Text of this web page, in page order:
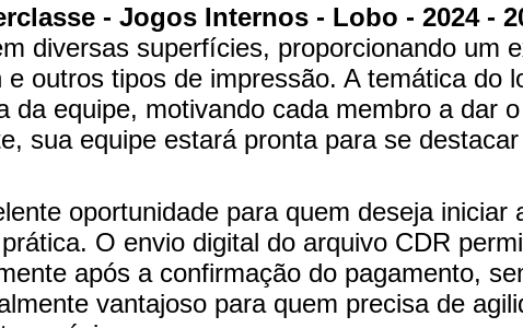
- Jogos Internos - Lobo - 2024 -
diversas superfícies, proporcionando um
outros tipos de impressão. A temática do
da equipe, motivando cada membro a dar
sua equipe estará pronta para se
oportunidade para quem deseja iniciar
O envio digital do arquivo CDR
após a confirmação do pagamento,
vantajoso para quem precisa de